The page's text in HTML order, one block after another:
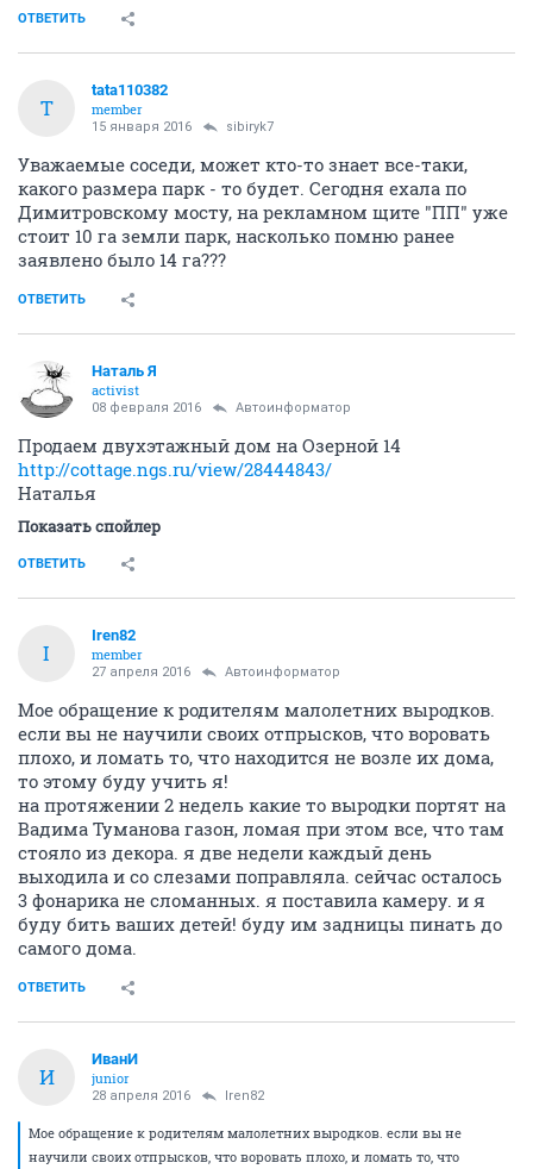
ОТВЕТИТЬ
T
tata110382
member
15 января 2016 sibiryk7
Уважаемые соседи, может кто-то знает все-таки,
какого размера парк - то будет. Сегодня ехала по
Димитровскому мосту, на рекламном щите "ПП" уже
стоит 10 га земли парк, насколько помню ранее
заявлено было 14 га???
ОТВЕТИТЬ
Наталь Я
activist
08 февраля 2016 Автоинформатор
Продаем двухэтажный дом на Озерной 14
http://cottage.ngs.ru/view/28444843/
Наталья
Показать спойлер
ОТВЕТИТЬ
I
Iren82
member
27 апреля 2016 Автоинформатор
Мое обращение к родителям малолетних выродков.
если вы не научили своих отпрысков, что воровать
плохо, и ломать то, что находится не возле их дома,
то этому буду учить я!
на протяжении 2 недель какие то выродки портят на
Вадима Туманова газон, ломая при этом все, что там
стояло из декора. я две недели каждый день
выходила и со слезами поправляла. сейчас осталось
3 фонарика не сломанных. я поставила камеру. и я
буду бить ваших детей! буду им задницы пинать до
самого дома.
ОТВЕТИТЬ
И
ИванИ
junior
28 апреля 2016 Iren82
Мое обращение к родителям малолетних выродков. если вы не
научили своих отпрысков, что воровать плохо, и ломать то, что